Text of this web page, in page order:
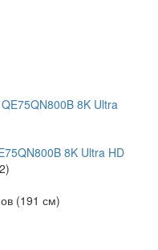
8K Ultra HD
(191 см)